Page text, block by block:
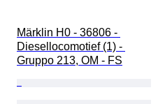
Märklin H0 - 36806 -
Diesellocomotief (1) -
Gruppo 213, OM - FS